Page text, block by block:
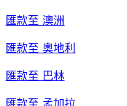
匯款至 澳洲
匯款至 奧地利
匯款至 巴林
匯款至 孟加拉